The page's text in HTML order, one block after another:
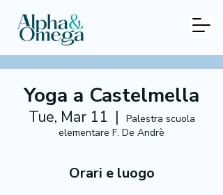
Yoga a Castelmella
Tue, Mar 11
  |
Palestra scuola
elementare F. De Andrè
Orari e luogo